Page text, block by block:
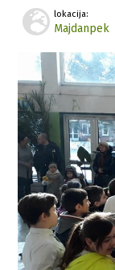
lokacija:
Majdanpek